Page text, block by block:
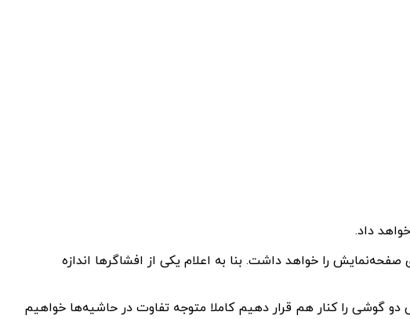
نازک‌ترین حاشیه‌های صفحه‌نمایش را خواهد داشت. بنا به اعلام یکی از افشاگرها اندازه
به چشم نمی‌خورد اما وقتی دو گوشی را کنار هم قرار دهیم کاملا متوجه تفاوت‌ در حاشیه‌ها خواهیم